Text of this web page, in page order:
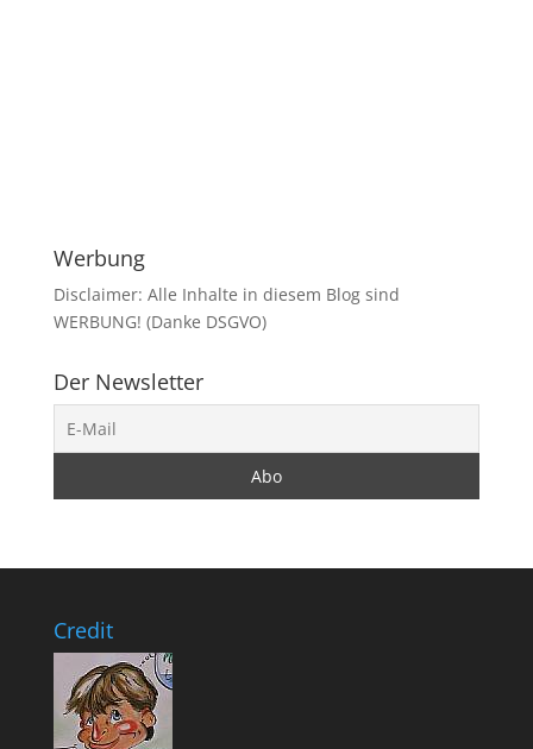
Werbung
Disclaimer: Alle Inhalte in diesem Blog sind
WERBUNG! (Danke DSGVO)
Der Newsletter
Credit